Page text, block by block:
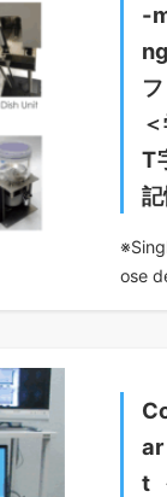
-
T
記
ose
t